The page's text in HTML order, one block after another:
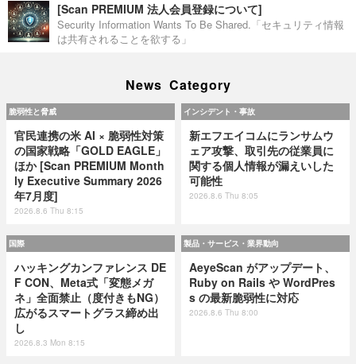
[Scan PREMIUM 法人会員登録について]
Security Information Wants To Be Shared.「セキュリティ情報
は共有されることを欲する」
News Category
脆弱性と脅威
官民連携の米 AI × 脆弱性対策
の国家戦略「GOLD EAGLE」
ほか [Scan PREMIUM Month
ly Executive Summary 2026
年7月度]
2026.8.6 Thu 8:15
インシデント・事故
新エフエイコムにランサムウ
ェア攻撃、取引先の従業員に
関する個人情報が漏えいした
可能性
2026.8.6 Thu 8:05
国際
ハッキングカンファレンス DE
F CON、Meta式「変態メガ
ネ」全面禁止（度付きもNG）
広がるスマートグラス締め出
し
2026.8.3 Mon 8:15
製品・サービス・業界動向
AeyeScan がアップデート、
Ruby on Rails や WordPres
s の最新脆弱性に対応
2026.8.6 Thu 8:00